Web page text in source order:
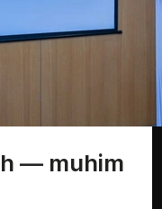
— muhim